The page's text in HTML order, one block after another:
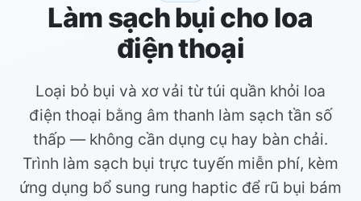
Làm sạch bụi cho loa
điện thoại
Loại bỏ bụi và xơ vải từ túi quần khỏi loa
điện thoại bằng âm thanh làm sạch tần số
thấp — không cần dụng cụ hay bàn chải.
Trình làm sạch bụi trực tuyến miễn phí, kèm
ứng dụng bổ sung rung haptic để rũ bụi bám